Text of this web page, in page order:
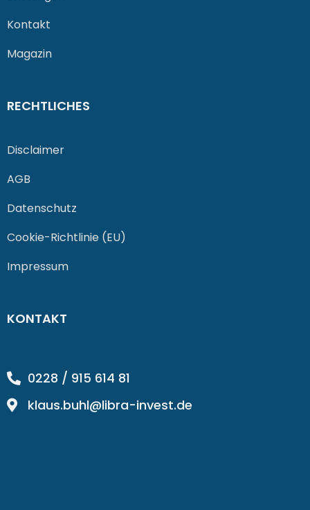
Kontakt
Magazin
RECHTLICHES
Disclaimer
AGB
Datenschutz
Cookie-Richtlinie (EU)
Impressum
KONTAKT
0228 / 915 614 81
klaus.buhl@libra-invest.de